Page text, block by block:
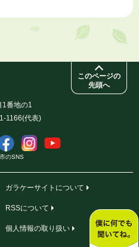
このページの
先頭へ
番地の1
1166(代表)
のSNS
ガラケーサイトについて
RSSについて
個人情報の取り扱い